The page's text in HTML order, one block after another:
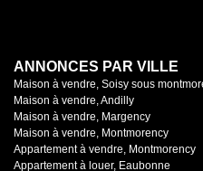
ANNONCES PAR VILLE
Maison à vendre, Soisy sous
Maison à vendre, Andilly
Maison à vendre, Margency
Maison à vendre, Montmorency
Appartement à vendre, Montmorency
Appartement à louer, Eaubonne